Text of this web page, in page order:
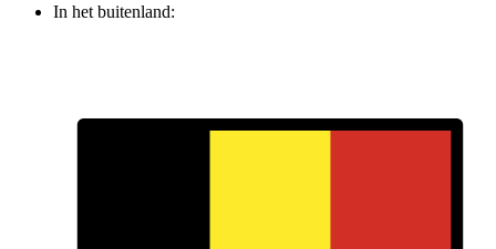
In het buitenland: